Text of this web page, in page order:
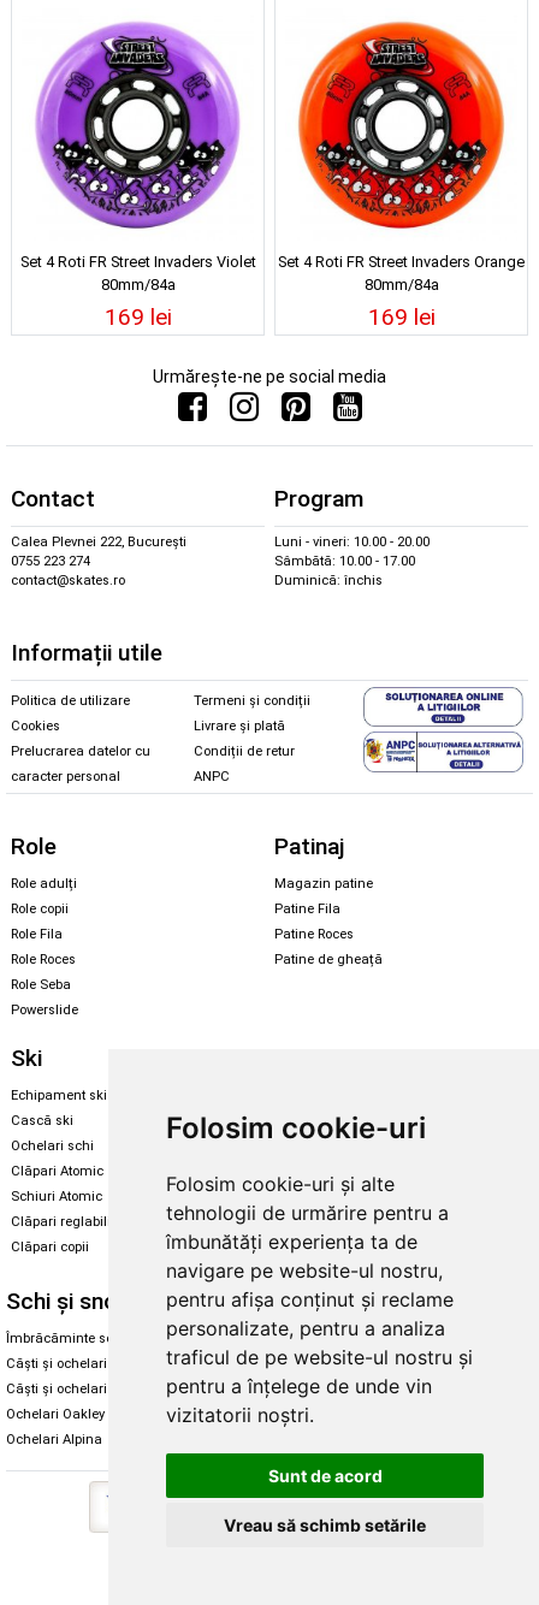
Folosim cookie-uri
Folosim cookie-uri și alte
tehnologii de urmărire pentru a
îmbunătăți experiența ta de
navigare pe website-ul nostru,
pentru afișa conținut și reclame
personalizate, pentru a analiza
traficul de pe website-ul nostru și
pentru a înțelege de unde vin
vizitatorii noștri.
Sunt de acord
Vreau să schimb setările
Set 4 Roti FR Street Invaders Violet
80mm/84a
169 lei
Set 4 Roti FR Street Invaders Orange
80mm/84a
169 lei
Urmărește-ne pe social media
Contact
Calea Plevnei 222, București
0755 223 274
contact@skates.ro
Program
Luni - vineri: 10.00 - 20.00
Sâmbătă: 10.00 - 17.00
Duminică: închis
Informații utile
Politica de utilizare
Cookies
Prelucrarea datelor cu
caracter personal
Termeni și condiții
Livrare și plată
Condiții de retur
ANPC
Role
Role adulți
Role copii
Role Fila
Role Roces
Role Seba
Powerslide
Patinaj
Magazin patine
Patine Fila
Patine Roces
Patine de gheață
Ski
Echipament ski
Cască ski
Ochelari schi
Clăpari Atomic
Schiuri Atomic
Clăpari reglabili
Clăpari copii
Echipament snowboard
Skate & longboard
Santa Cruz
Enuff Skateboards
Schi și snowboard
Îmbrăcăminte schi și snowboard
Căști și ochelari de iarnă
Căști și ochelari Alpina
Ochelari Oakley
Ochelari Alpina
Diverse
Cum aleg rolele
Cum aleg ochelarii
Ochelari de soare Oakley
Ochelari de soare Alpina